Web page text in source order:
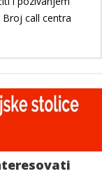
call centra